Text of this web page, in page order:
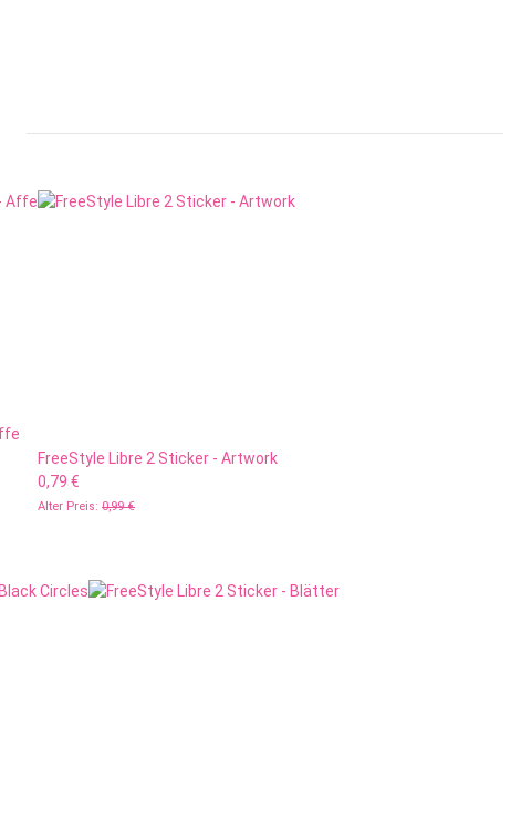
FreeStyle Libre 2 Sticker - Artwork
0,79 €
Alter Preis: 0,99 €